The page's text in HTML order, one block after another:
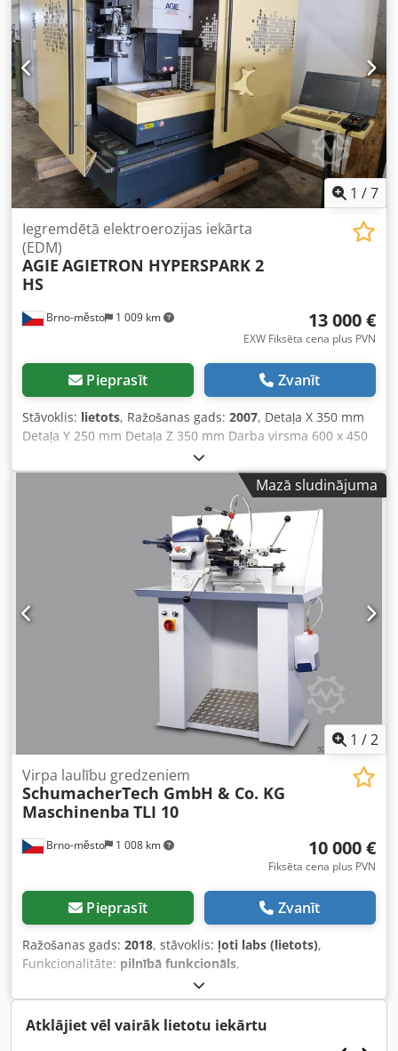
1 /7
Brno-město 1 009 km
Iegremdētā elektroerozijas iekārta
(EDM)
AGIE AGIETRON HYPERSPARK 2
HS
13 000 €
EXW Fiksēta cena plus PVN
Pieprasīt Zvanīt
Stāvoklis: lietots, Ražošanas gads: 2007, Detaļa X 350 mm
Detaļa Y 250 mm Detaļa Z 350 mm Darba virsma 600 x 450
mm Maksimālā apstrādājamās detaļas garums 650 mm
Maksimālā apstrādājamās detaļas platums 420 mm
Maksimālā apstrādājamās detaļas augstums 250 mm
Csdpfxjzqr Ryj Apyjrf Apstrādājamās detaļas svars 400 kg
Iekārtas izmēri 1930×2690×2620 mm Svars 2700 kg
Mazā sludinājuma
1 /2
Brno-město 1 008 km
Virpa laulību gredzeniem
SchumacherTech GmbH & Co. KG
Maschinenba TLI 10
10 000 €
Fiksēta cena plus PVN
Pieprasīt Zvanīt
Ražošanas gads: 2018, stāvoklis: ļoti labs (lietots),
Funkcionalitāte: pilnībā funkcionāls,
iekārtas/transportlīdzekļa numurs:
fotogrāfijas un produkta specifikācijas ir pieejamas PDF
formātā pielikumā. Šie virpošanas iekārtas ir īpaši
izstrādātas gredzenu un aproču apstrādei. Iekšējās un
Atklājiet vēl vairāk lietotu iekārtu